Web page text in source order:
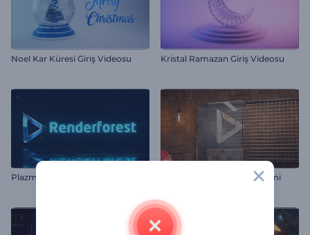
Noel Kar Küresi Giriş Videosu Kristal Ramazan Giriş Videosu
Plazma Enerji Logosu Sanat Müzesi Logo Gösterimi